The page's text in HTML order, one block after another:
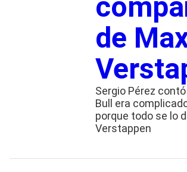
de
Sergio Pérez
Bull era
porque todo se lo
Verstappen